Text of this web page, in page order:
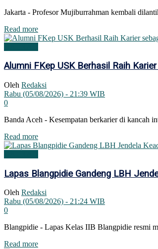
Jakarta - Profesor Mujiburrahman kembali
Read moreDetails
Alumni FKep USK Berhasil Raih
Oleh Redaksi
Rabu (05/08/2026) - 21:39 WIB
0
Banda Aceh - Kesempatan berkarier di kancah
Read moreDetails
Lapas Blangpidie Gandeng LBH
Oleh Redaksi
Rabu (05/08/2026) - 21:24 WIB
0
Blangpidie - Lapas Kelas IIB Blangpidie resmi
Read moreDetails